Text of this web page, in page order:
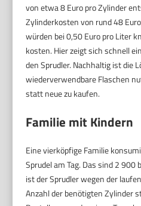
von etwa 8 Euro pro Zylinder
Zylinderkosten von rund 48
würden bei 0,50 Euro pro Liter
kosten. Hier zeigt sich schnell
den Sprudler. Nachhaltig ist die
wiederverwendbare Flaschen
statt neue zu kaufen.
Familie mit Kindern
Eine vierköpfige Familie
Sprudel am Tag. Das sind 2 900
ist der Sprudler wegen der
Anzahl der benötigten Zylinder